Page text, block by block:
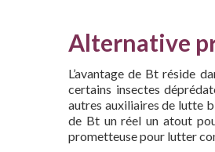
Alternative
L’avantage de Bt réside
certains insectes
autres auxiliaires de lutte
de Bt un réel un atout
prometteuse pour lutter